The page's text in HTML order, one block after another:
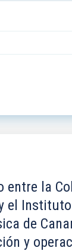
entre la
el
de
y